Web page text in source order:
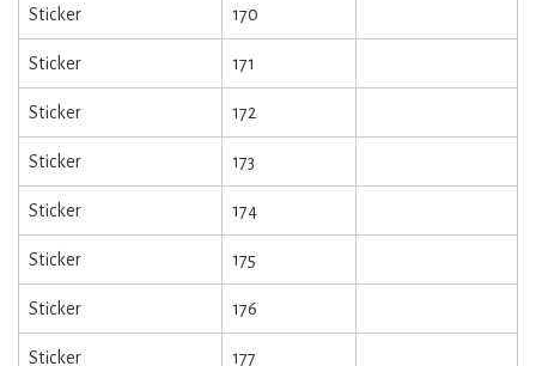
Sticker 170
Sticker 171
Sticker 172
Sticker 173
Sticker 174
Sticker 175
Sticker 176
Sticker 177